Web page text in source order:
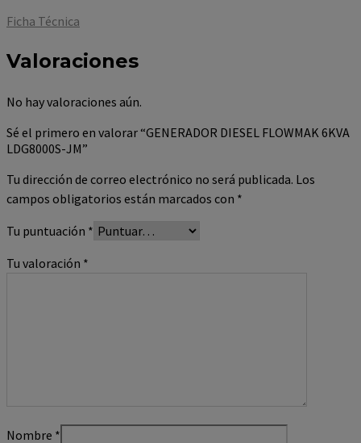
Ficha Técnica
Valoraciones
No hay valoraciones aún.
Sé el primero en valorar “GENERADOR DIESEL FLOWMAK 6KVA
LDG8000S-JM”
Tu dirección de correo electrónico no será publicada. Los
campos obligatorios están marcados con *
Tu puntuación *
Tu valoración *
Nombre *